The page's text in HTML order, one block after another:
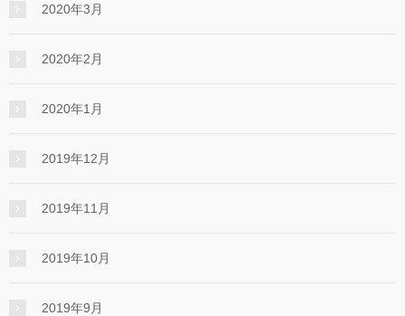
2020年3月
2020年2月
2020年1月
2019年12月
2019年11月
2019年10月
2019年9月